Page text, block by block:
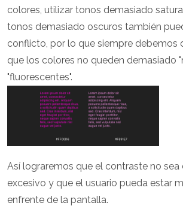
colores, utilizar tonos demasiado
tonos demasiado oscuros también
conflicto, por lo que siempre debemos
que los colores no queden demasiado
"fluorescentes".
Así lograremos que el contraste no sea
excesivo y que el usuario pueda estar
enfrente de la pantalla.